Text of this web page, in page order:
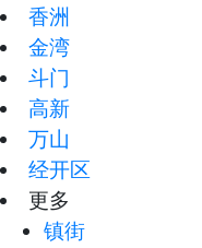
香洲
金湾
斗门
高新
万山
经开区
更多
镇街